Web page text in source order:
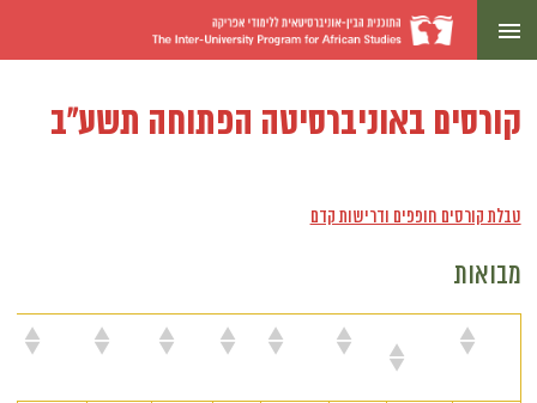
קורסים באוניברסיטה הפתוחה תשע"ב
טבלת קורסים חופפים ודרישות קדם
מבואות